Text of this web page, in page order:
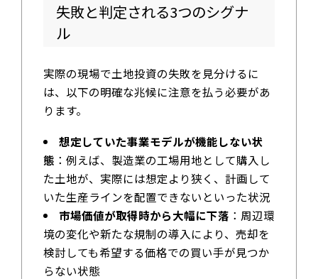
失敗と判定される3つのシグナ
ル
実際の現場で土地投資の失敗を見分けるに
は、以下の明確な兆候に注意を払う必要があ
ります。
想定していた事業モデルが機能しない状
態 ：例えば、製造業の工場用地として購入し
た土地が、実際には想定より狭く、計画して
いた生産ラインを配置できないといった状況
市場価値が取得時から大幅に下落 ：周辺環
境の変化や新たな規制の導入により、売却を
検討しても希望する価格での買い手が見つか
らない状態